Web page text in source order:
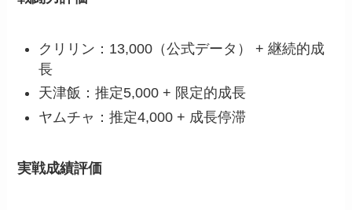
クリリン：13,000（公式データ） + 継続的成
長
天津飯：推定5,000 + 限定的成長
ヤムチャ：推定4,000 + 成長停滞
実戦成績評価